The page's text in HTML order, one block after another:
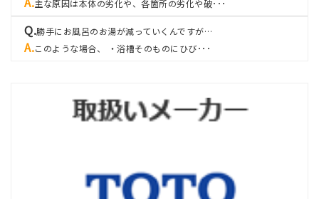
主な原因は本体の劣化や、各箇所の劣化や破･･･
勝手にお風呂のお湯が減っていくんですが…
このような場合、 ・浴槽そのものにひび･･･